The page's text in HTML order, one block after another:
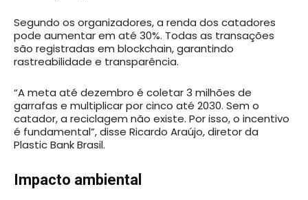
Segundo os organizadores, a renda dos catadores
pode aumentar em até 30%. Todas as transações
são registradas em blockchain, garantindo
rastreabilidade e transparência.
“A meta até dezembro é coletar 3 milhões de
garrafas e multiplicar por cinco até 2030. Sem o
catador, a reciclagem não existe. Por isso, o incentivo
é fundamental”, disse Ricardo Araújo, diretor da
Plastic Bank Brasil.
Impacto ambiental